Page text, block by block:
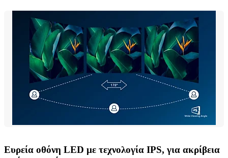
Ευρεία οθόνη LED με τεχνολογία IPS, για ακρίβεια